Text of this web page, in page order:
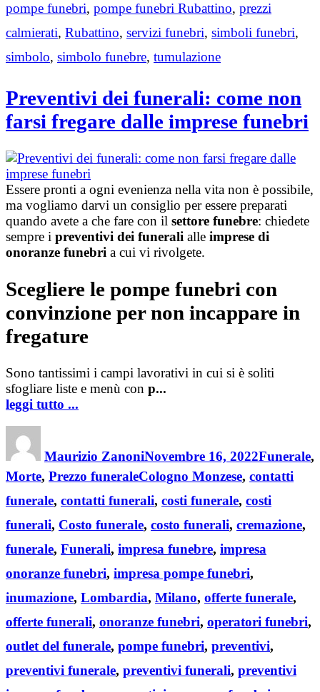
pompe funebri, pompe funebri Rubattino, prezzi
calmierati, Rubattino, servizi funebri, simboli funebri,
simbolo, simbolo funebre, tumulazione
Preventivi dei funerali: come non
farsi fregare dalle imprese funebri
Essere pronti a ogni evenienza nella vita non è possibile,
ma vogliamo darvi un consiglio per essere preparati
quando avete a che fare con il settore funebre: chiedete
sempre i preventivi dei funerali alle imprese di
onoranze funebri a cui vi rivolgete.
Scegliere le pompe funebri con
convinzione per non incappare in
fregature
Sono tantissimi i campi lavorativi in cui si è soliti
sfogliare liste e menù con p...
leggi tutto ...
Maurizio Zanoni
on
Novembre 16, 2022Funerale,
Morte, Prezzo funeraleTags
Cologno Monzese, contatti
funerale, contatti funerali, costi funerale, costi
funerali, Costo funerale, costo funerali, cremazione,
funerale, Funerali, impresa funebre, impresa
onoranze funebri, impresa pompe funebri,
inumazione, Lombardia, Milano, offerte funerale,
offerte funerali, onoranze funebri, operatori funebri,
outlet del funerale, pompe funebri, preventivi,
preventivi funerale, preventivi funerali, preventivi